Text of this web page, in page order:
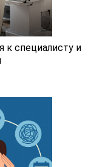
к специалисту и